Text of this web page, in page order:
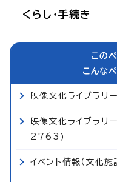
くらし・手続き
この
こんな
映像文化ライブラリー
映像文化ライブラリ
2763)
イベント情報（文化施